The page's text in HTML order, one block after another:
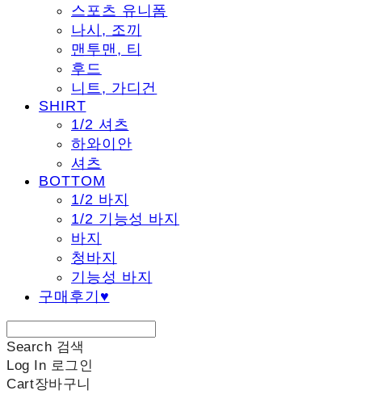
스포츠 유니폼
나시, 조끼
맨투맨, 티
후드
니트, 가디건
SHIRT
1/2 셔츠
하와이안
셔츠
BOTTOM
1/2 바지
1/2 기능성 바지
바지
청바지
기능성 바지
구매후기♥
Search 검색
Log In 로그인
Cart장바구니